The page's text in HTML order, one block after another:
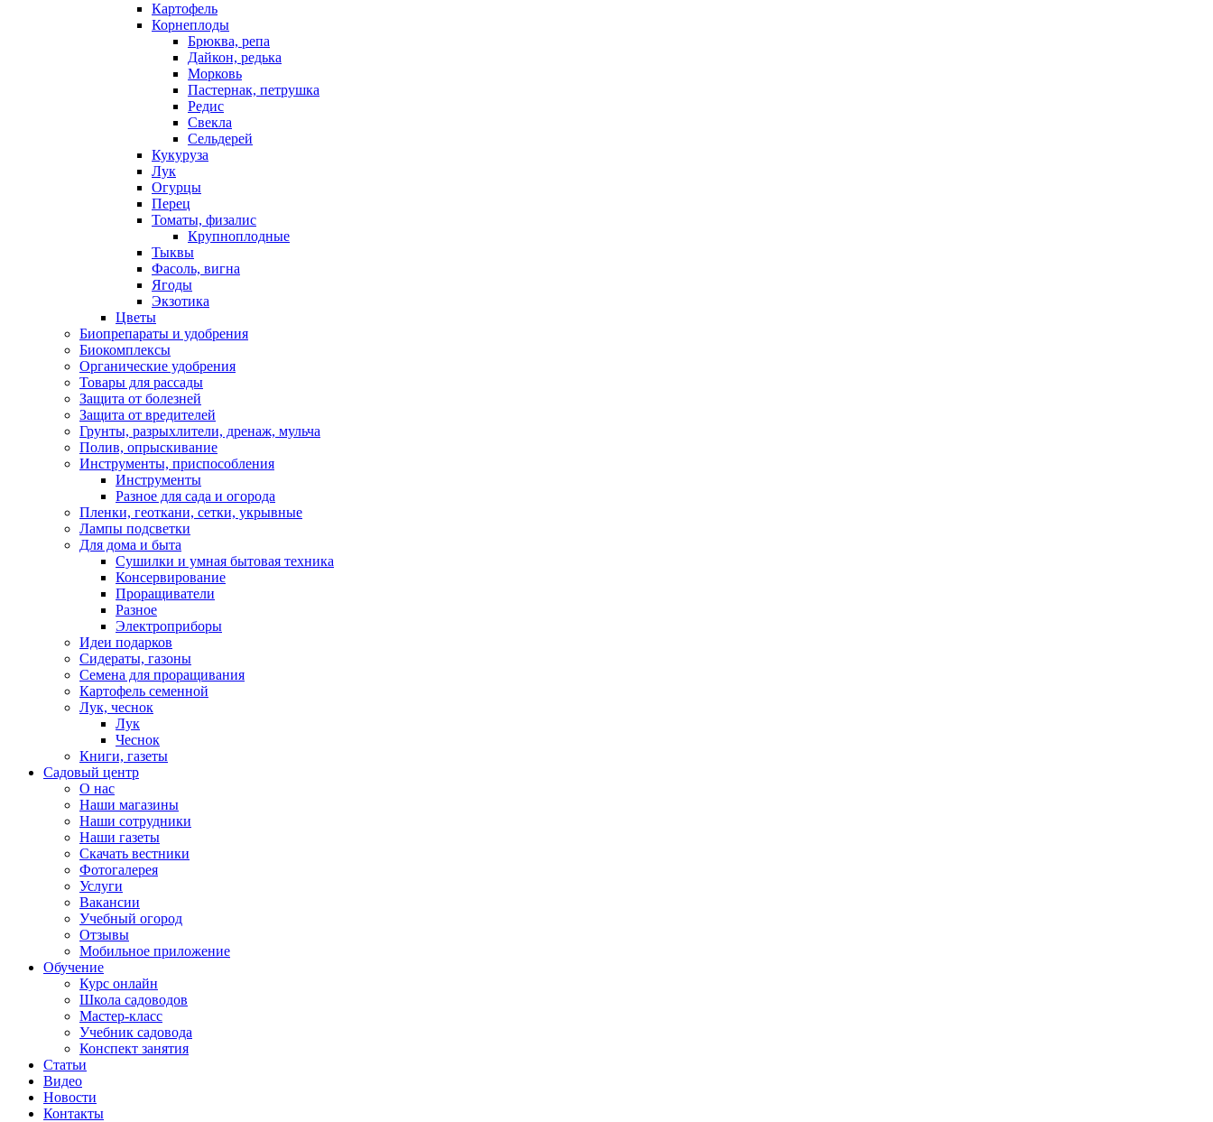
Картофель
Корнеплоды
Брюква, репа
Дайкон, редька
Морковь
Пастернак, петрушка
Редис
Свекла
Сельдерей
Кукуруза
Лук
Огурцы
Перец
Томаты, физалис
Крупноплодные
Тыквы
Фасоль, вигна
Ягоды
Экзотика
Цветы
Биопрепараты и удобрения
Биокомплексы
Органические удобрения
Товары для рассады
Защита от болезней
Защита от вредителей
Грунты, разрыхлители, дренаж, мульча
Полив, опрыскивание
Инструменты, приспособления
Инструменты
Разное для сада и огорода
Пленки, геоткани, сетки, укрывные
Лампы подсветки
Для дома и быта
Сушилки и умная бытовая техника
Консервирование
Проращиватели
Разное
Электроприборы
Идеи подарков
Сидераты, газоны
Семена для проращивания
Картофель семенной
Лук, чеснок
Лук
Чеснок
Книги, газеты
Садовый центр
О нас
Наши магазины
Наши сотрудники
Наши газеты
Скачать вестники
Фотогалерея
Услуги
Вакансии
Учебный огород
Отзывы
Мобильное приложение
Обучение
Курс онлайн
Школа садоводов
Мастер-класс
Учебник садовода
Конспект занятия
Статьи
Видео
Новости
Контакты